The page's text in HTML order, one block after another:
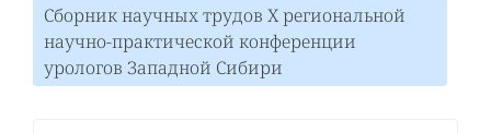
Сборник научных трудов Х региональной
научно-практической конференции
урологов Западной Сибири